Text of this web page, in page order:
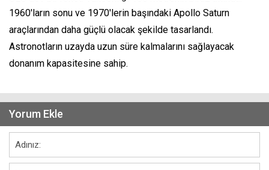
1960'ların sonu ve 1970'lerin başındaki Apollo Saturn
araçlarından daha güçlü olacak şekilde tasarlandı.
Astronotların uzayda uzun süre kalmalarını sağlayacak
donanım kapasitesine sahip.
Yorum Ekle